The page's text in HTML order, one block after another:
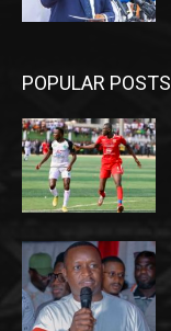
POPULAR POSTS